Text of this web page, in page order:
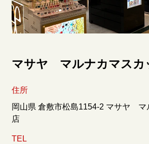
マサヤ マルナカマスカ
住所
岡山県 倉敷市松島1154-2 マサヤ マ
店
TEL